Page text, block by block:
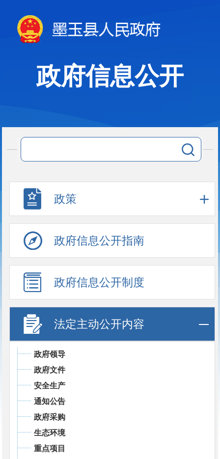
政府信息公开
政策
政府信息公开指南
政府信息公开制度
法定主动公开内容
政府领导
政府文件
安全生产
通知公告
政府采购
生态环境
重点项目